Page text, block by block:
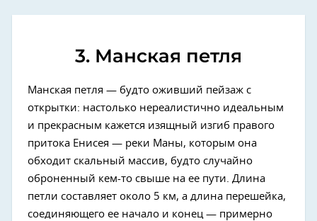
3. Манская петля
Манская петля — будто оживший пейзаж с
открытки: настолько нереалистично идеальным
и прекрасным кажется изящный изгиб правого
притока Енисея — реки Маны, которым она
обходит скальный массив, будто случайно
оброненный кем-то свыше на ее пути. Длина
петли составляет около 5 км, а длина перешейка,
соединяющего ее начало и конец — примерно